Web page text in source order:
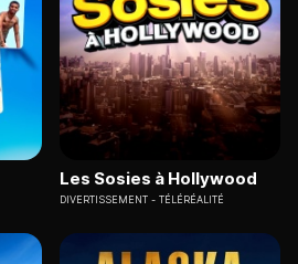
Les Sosies à Hollywood
DIVERTISSEMENT TÉLÉRÉALITÉ